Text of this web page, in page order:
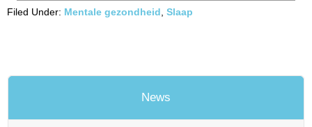
Filed Under: Mentale gezondheid Slaap
News